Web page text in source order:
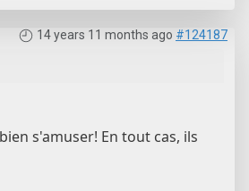
14 years 11 months ago #124187
s'amuser! En tout cas, ils